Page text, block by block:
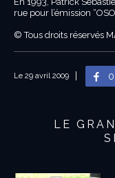
rue pour l’émission
© Tous droits réservés
Le 29 avril 2009 0
LE